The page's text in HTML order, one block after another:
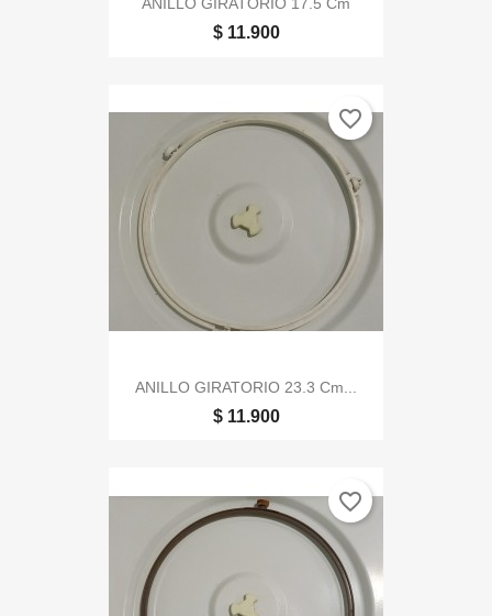
ANILLO GIRATORIO 17.5 Cm
$ 11.900
ANILLO GIRATORIO 23.3 Cm...
$ 11.900
favorite_border
favorite_border